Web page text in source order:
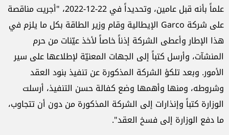
علماً بأنه قبل عامين، وتحديداً في 22-12-2022، "أجريت مناقصة
على شركة Garco الإيطالية وقام وزير الطاقة بكل ما يلزم في
هذا الإطار وأعطى الشركة إذناً خاصاً لأخذ عيّنات من حرم
المنشآت، وأرسل كتباً إلى الجهات المعنيّة لإطلاعها على سير
الأمور. وبعد تلكؤ الشركة المذكورة عن تنفيذ بنود العقد
وشروطه، ومنها وأهمها وضع كفالة حسن التنفيذ، أرسلت
الوزارة كتباً وإنذارات إلى الشركة المذكورة من دون أن تتجاوب،
ما دفع الوزارة إلى فسخ العقد".